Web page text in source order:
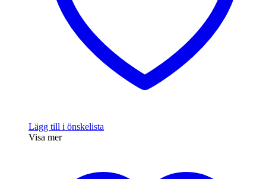
Lägg till i önskelista
Visa mer